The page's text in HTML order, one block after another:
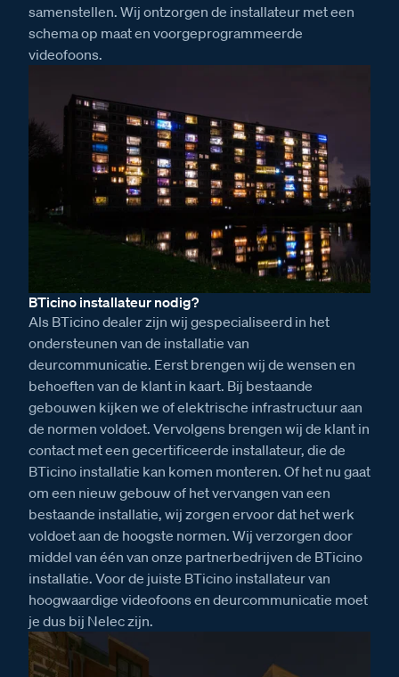
samenstellen. Wij ontzorgen de installateur met een
schema op maat en voorgeprogrammeerde
videofoons.
BTicino installateur nodig?
Als BTicino dealer zijn wij gespecialiseerd in het
ondersteunen van de installatie van
deurcommunicatie. Eerst brengen wij de wensen en
behoeften van de klant in kaart. Bij bestaande
gebouwen kijken we of elektrische infrastructuur aan
de normen voldoet. Vervolgens brengen wij de klant in
contact met een gecertificeerde installateur, die de
BTicino installatie kan komen monteren. Of het nu gaat
om een nieuw gebouw of het vervangen van een
bestaande installatie, wij zorgen ervoor dat het werk
voldoet aan de hoogste normen. Wij verzorgen door
middel van één van onze partnerbedrijven de BTicino
installatie. Voor de juiste BTicino installateur van
hoogwaardige videofoons en deurcommunicatie moet
je dus bij Nelec zijn.